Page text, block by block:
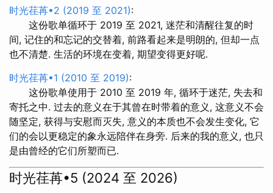
时光荏苒•2 (2019 至 2021):
这份歌单循环于 2019 至 2021, 迷茫和清醒往复的时
间, 记住的和忘记的交替着, 前路看起来是明朗的, 但却一点
也不清楚. 生活的环境在变着, 期望变得更好呢.
时光荏苒•1 (2010 至 2019):
这份歌单使用于 2010 至 2019 年, 循环于迷茫, 失去和
寄托之中. 过去的意义在于其曾在时带着的意义, 这意义不会
随坚定, 获得与安慰而灭失, 意义的本质也不会发生变化, 它
们的会以更稳定的象永远陪伴在身旁. 后来的我的意义, 也只
是由曾经的它们所塑而已.
时光荏苒•5 (2024 至 2026)